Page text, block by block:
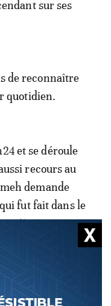
sur ses
de reconnaître
quotidien.
et se déroule
recours au
demande
fut fait dans le
s'être entretenus
actuelle du